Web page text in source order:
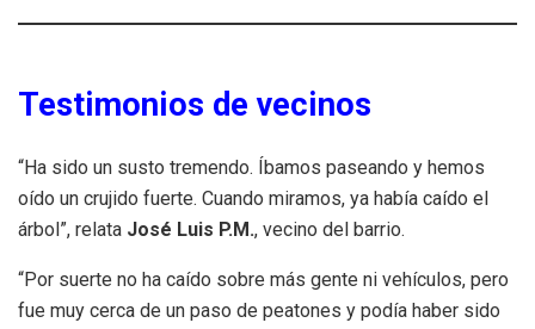
Testimonios de vecinos
“Ha sido un susto tremendo. Íbamos paseando y hemos
oído un crujido fuerte. Cuando miramos, ya había caído el
árbol”, relata José Luis P.M., vecino del barrio.
“Por suerte no ha caído sobre más gente ni vehículos, pero
fue muy cerca de un paso de peatones y podía haber sido